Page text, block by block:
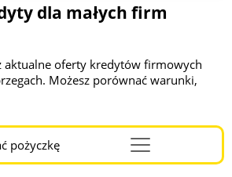
dla małych firm
aktualne oferty kredytów firmowych
Możesz porównać warunki,
oferowane przez różne banki. Kwota
kredytowania od 2 do 36 miesięcy. To
szukających korzystnego
optymalną dla Ciebie ofertę, kliknij link
Otrzymaj szybką a korzystną
pożyczkęMenu
Burger